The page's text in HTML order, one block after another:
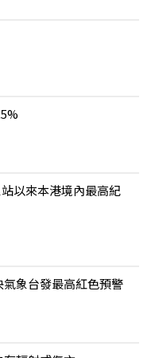
以來本港境內最高紀
象台發最高紅色預警